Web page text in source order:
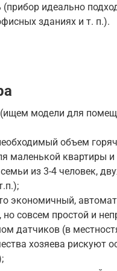
(прибор идеально
зданиях и т. п.).
модели для
объем
маленькой квартиры
из 3-4 человек,
экономичный,
совсем простой и
датчиков (в
хозяева рискуют